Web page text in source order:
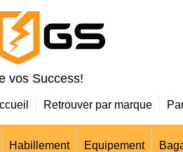
vos Success!
Retrouver par marque
Habillement Equipement